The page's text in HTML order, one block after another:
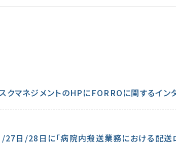
クマネジメントのHPにFORROに関するイ
/27日/28日に「病院内搬送業務における配送